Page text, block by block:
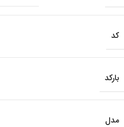
کد
بارکد
مدل